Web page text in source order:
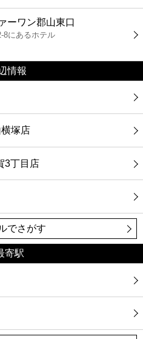
ーワン郡山東口
8にあるホテル
情報
塚店
3丁目店
でさがす
寄駅